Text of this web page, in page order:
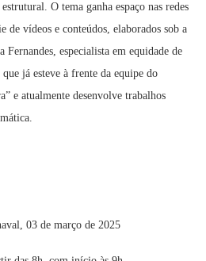
O tema ganha espaço nas redes
de vídeos e conteúdos, elaborados sob a
especialista em equidade de
já esteve à frente da equipe do
e atualmente desenvolve trabalhos
03 de março de 2025